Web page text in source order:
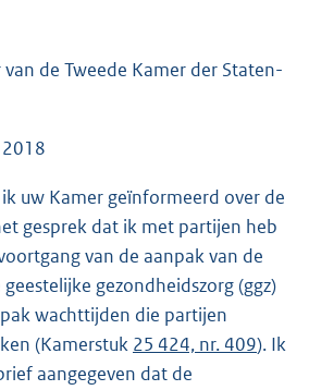
b
de Tweede Kamer der Staten-
uw Kamer geïnformeerd over de
gesprek dat ik met partijen heb
van de aanpak van de
gezondheidszorg (ggz)
wachttijden die partijen
(Kamerstuk 25 424, nr. 409). Ik
aangegeven dat de